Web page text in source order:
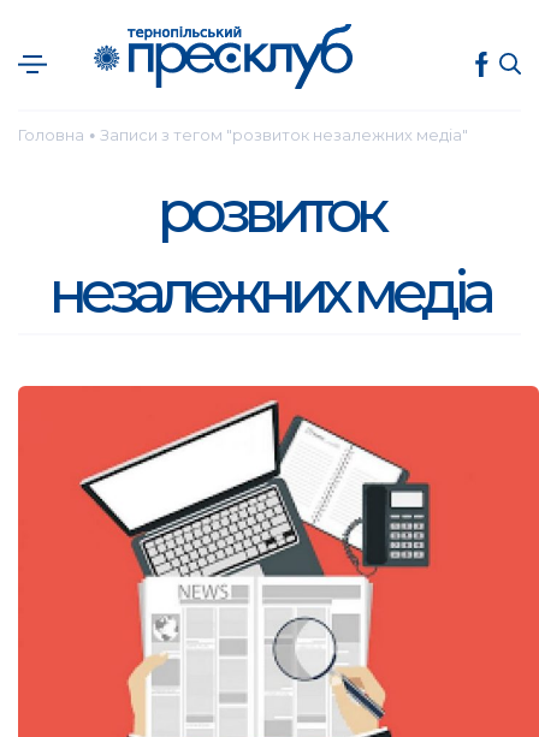
Головна ● Записи з тегом "розвиток незалежних медіа"
розвиток
незалежних медіа